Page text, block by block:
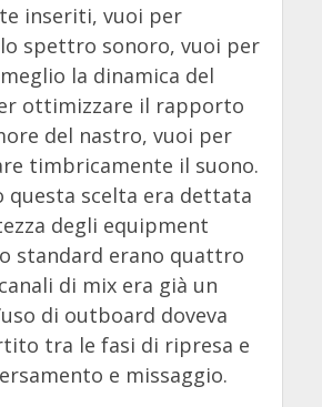
inseriti, vuoi per
spettro sonoro, vuoi per
la dinamica del
ottimizzare il rapporto
del nastro, vuoi per
timbricamente il suono.
scelta era dettata
degli equipment
standard erano quattro
di mix era già un
di outboard doveva
tra le fasi di ripresa e
e missaggio.